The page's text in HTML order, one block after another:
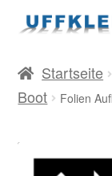
Zur
Navigation
Zum
Inhalt
Start
Datenschutz
Startseite
Boot
Folien